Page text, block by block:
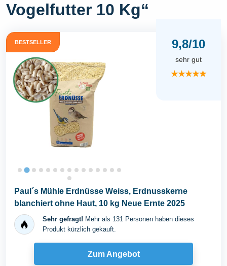
Vogelfutter 10 Kg“
BESTSELLER 9,8/10
sehr gut
★★★★★
Paul´s Mühle Erdnüsse Weiss, Erdnusskerne
blanchiert ohne Haut, 10 kg Neue Ernte 2025
Sehr gefragt! Mehr als 131 Personen haben dieses
Produkt kürzlich gekauft.
Zum Angebot